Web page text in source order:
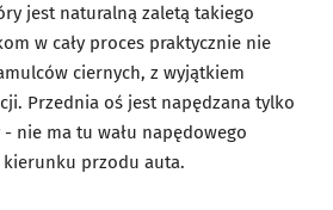
jest naturalną zaletą takiego
w cały proces praktycznie nie
ciernych, z wyjątkiem
Przednia oś jest napędzana tylko
nie ma tu wału napędowego
przodu auta.